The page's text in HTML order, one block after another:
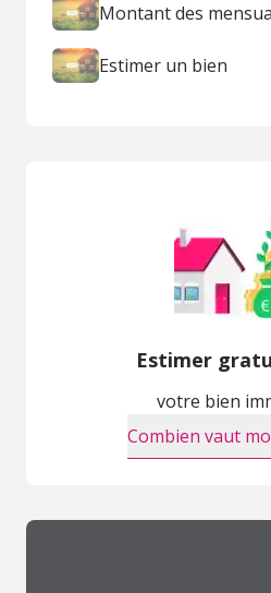
Montant des
Estimer un bien
Estimer
votre bien
Combien vaut